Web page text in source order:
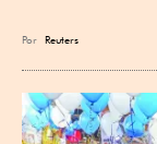
Por Reuters